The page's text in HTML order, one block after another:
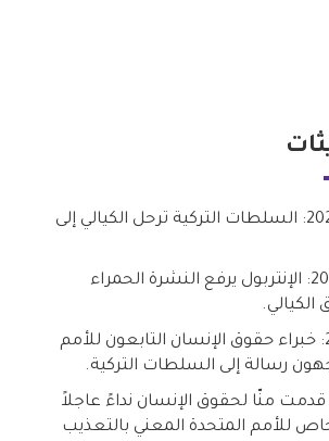
27 أكتوبر 2025: السلطات التركية ترحل الكيالي إلى
25 يوليو 2025: الإنتربول يرفع النشرة الحمراء
الكيالي.
3 مايو 2025: خبراء حقوق الإنسان التابعون للأمم
رسالة إلى السلطات التركية.
2025: قدمت منّا لحقوق الإنسان نداءً عاجلاً
للأمم المتحدة المعني بالتعذيب